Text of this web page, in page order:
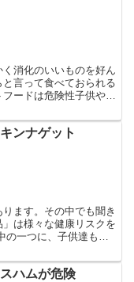
消化のいいものを好ん
言って食べておられる
ードは危険性子供や若
ンナゲット
ます。その中でも聞き
は様々な健康リスクを
一つに、子供達も大
ハムが危険